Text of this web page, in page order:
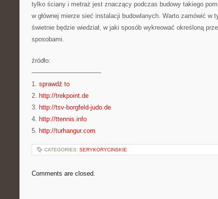
tylko ściany i metraż jest znaczący podczas budowy takiego
w głównej mierze sieć instalacji budowlanych. Warto zamówić w
świetnie będzie wiedział, w jaki sposób wykreować określoną
sposobami.
źródło:
———————————
1. sprawdź to
2. http://trekpoint.de
3. http://tsv-borgfeld-judo.de
4. http://ttennis.info
5. http://turhangur.com
CATEGORIES: SERYKORYCINSKIE
Comments are closed.